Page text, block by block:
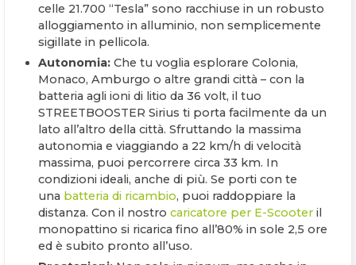
celle 21.700 “Tesla” sono racchiuse in un robusto
alloggiamento in alluminio, non semplicemente
sigillate in pellicola.
Autonomia:Che tu voglia esplorare Colonia,
Monaco, Amburgo o altre grandi città – con la
batteria agli ioni di litio da 36 volt, il tuo
STREETBOOSTER Sirius ti porta facilmente da un
lato all’altro della città. Sfruttando la massima
autonomia e viaggiando a 22 km/h di velocità
massima, puoi percorrere circa 33 km. In
condizioni ideali, anche di più. Se porti con te
una batteria di ricambio, puoi raddoppiare la
distanza. Con il nostro caricatore per E-Scooteril
monopattino si ricarica fino all’80% in sole 2,5 ore
ed è subito pronto all’uso.